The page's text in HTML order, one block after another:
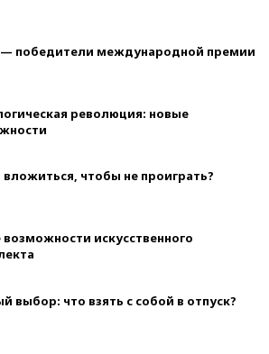
— победители международной премии
революция: новые
вложиться, чтобы не проиграть?
искусственного
выбор: что взять с собой в отпуск?